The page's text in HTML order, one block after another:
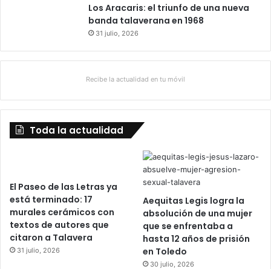
Los Aracaris: el triunfo de una nueva
banda talaverana en 1968
31 julio, 2026
Recibe la actualidad en tu móvil
Toda la actualidad
El Paseo de las Letras ya
está terminado: 17
murales cerámicos con
textos de autores que
citaron a Talavera
31 julio, 2026
Aequitas Legis logra la
absolución de una mujer
que se enfrentaba a
hasta 12 años de prisión
en Toledo
30 julio, 2026